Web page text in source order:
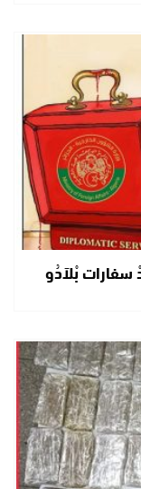
سفارات بْلاَدُو